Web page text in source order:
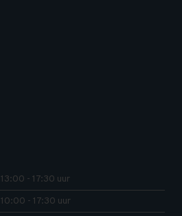
13:00 - 17:30 uur
10:00 - 17:30 uur